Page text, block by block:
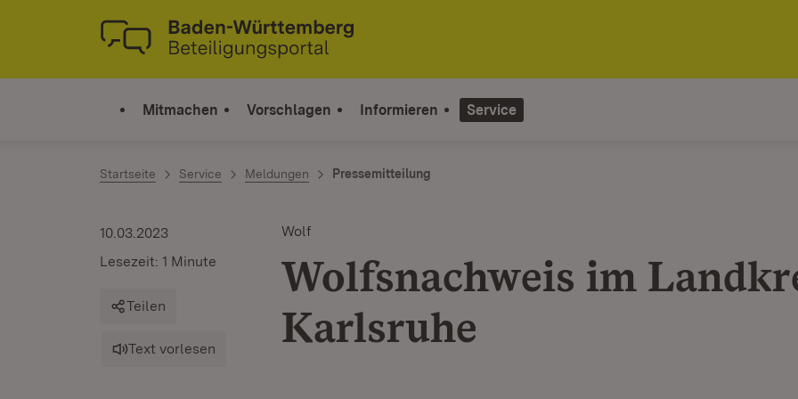
Zum Inhalt springen
Link zur Startseite
Mitmachen Vorschlagen Informieren Service
Startseite Service Meldungen Pressemitteilung
Wolf
Wolfsnachweis im
Karlsruhe
10.03.2023
Lesezeit: 1 Minute
Teilen
Text vorlesen